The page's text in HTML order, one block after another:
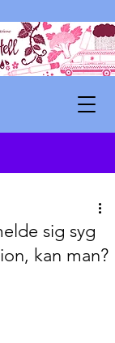
sig syg
kan man?